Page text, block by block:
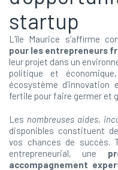
startup
L’île Maurice s’affirme
pour les entrepreneurs
leur projet dans un
politique et
écosystème
fertile pour faire germer et
Les nombreuses aides,
disponibles constituent
vos chances de succès.
entrepreneurial, une
accompagnement